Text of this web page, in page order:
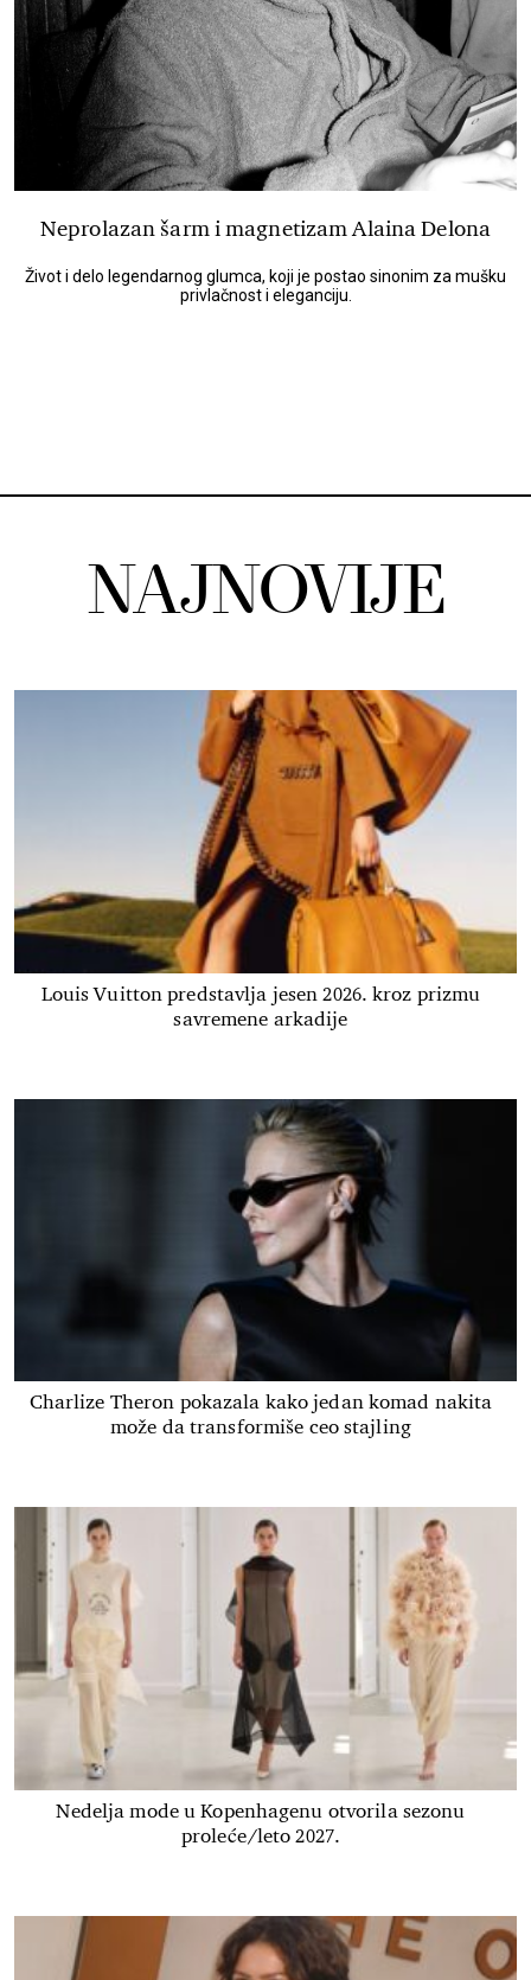
Neprolazan šarm i magnetizam Alaina Delona
Život i delo legendarnog glumca, koji je postao sinonim za mušku
privlačnost i eleganciju.
NAJNOVIJE
Louis Vuitton predstavlja jesen 2026. kroz prizmu
savremene arkadije
Charlize Theron pokazala kako jedan komad nakita
može da transformiše ceo stajling
Nedelja mode u Kopenhagenu otvorila sezonu
proleće/leto 2027.